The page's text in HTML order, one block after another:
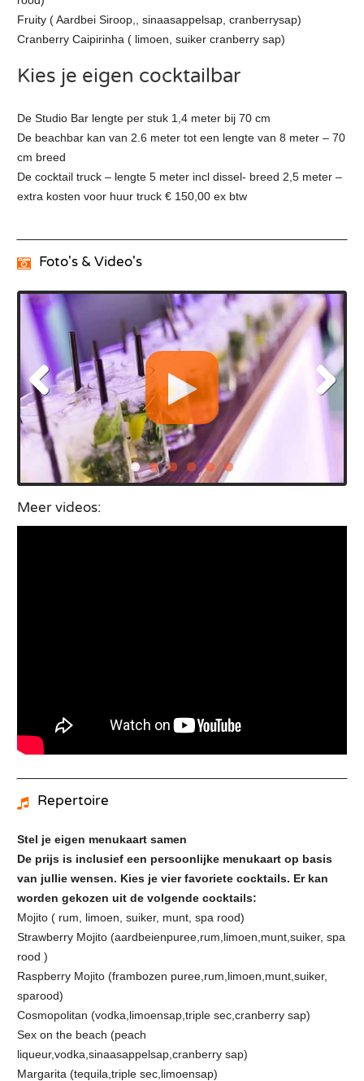
Fruity ( Aardbei Siroop,, sinaasappelsap, cranberrysap)
Cranberry Caipirinha ( limoen, suiker cranberry sap)
Kies je eigen cocktailbar
De Studio Bar lengte per stuk 1,4 meter bij 70 cm
De beachbar kan van 2.6 meter tot een lengte van 8 meter – 70
cm breed
De cocktail truck – lengte 5 meter incl dissel- breed 2,5 meter –
extra kosten voor huur truck € 150,00 ex btw
Foto's & Video's
Meer videos:
Repertoire
Stel je eigen menukaart samen
De prijs is inclusief een persoonlijke menukaart op basis
van jullie wensen. Kies je vier favoriete cocktails. Er kan
worden gekozen uit de volgende cocktails:
Mojito ( rum, limoen, suiker, munt, spa rood)
Strawberry Mojito (aardbeienpuree,rum,limoen,munt,suiker, spa
rood )
Raspberry Mojito (frambozen puree,rum,limoen,munt,suiker,
sparood)
Cosmopolitan (vodka,limoensap,triple sec,cranberry sap)
Sex on the beach (peach
liqueur,vodka,sinaasappelsap,cranberry sap)
Margarita (tequila,triple sec,limoensap)